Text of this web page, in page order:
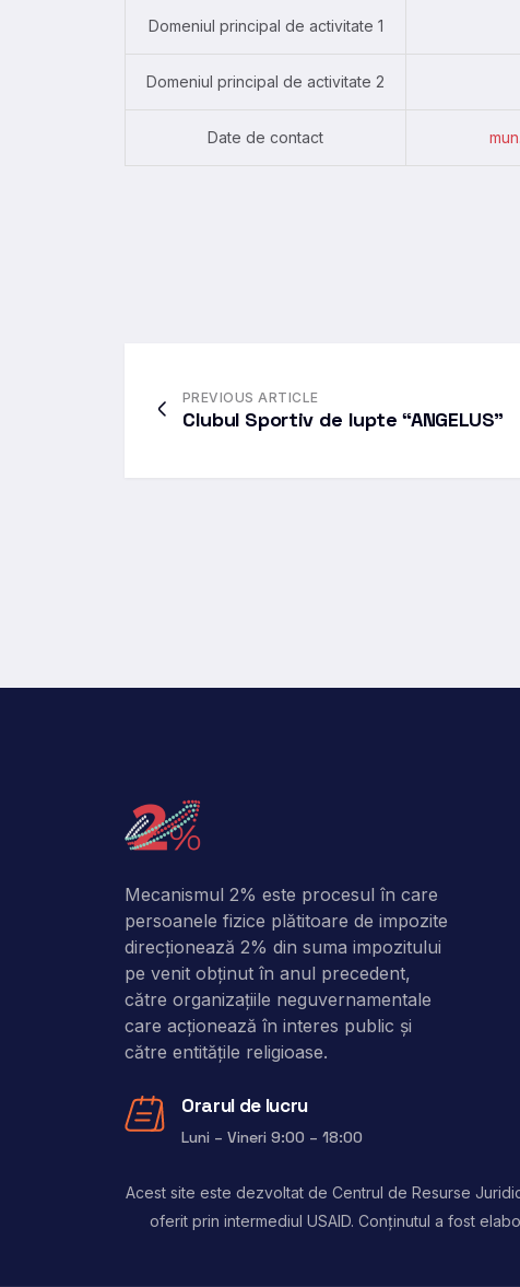
Domeniul principal de activitate 1
Domeniul principal de activitate 2
Date de contact
PREVIOUS ARTICLE
Clubul Sportiv de lupte “ANGELUS”
Mecanismul 2% este procesul în care
persoanele fizice plătitoare de impozite
direcţionează 2% din suma impozitului
pe venit obţinut în anul precedent,
către organizaţiile neguvernamentale
care acţionează în interes public şi
către entitățile religioase.
Orarul de lucru
Luni – Vineri 9:00 – 18:00
Acest site este dezvoltat de Centrul de Resurse
oferit prin intermediul USAID. Conținutul a fost